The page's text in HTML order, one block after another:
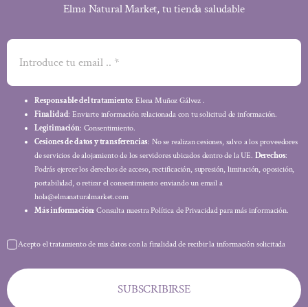
Elma Natural Market, tu tienda saludable
Responsable del tratamiento: Elena Muñoz Gálvez .
Finalidad: Enviarte información relacionada con tu solicitud de información.
Legitimación: Consentimiento.
Cesiones de datos y transferencias: No se realizan cesiones, salvo a los proveedores
de servicios de alojamiento de los servidores ubicados dentro de la UE. Derechos:
Podrás ejercer los derechos de acceso, rectificación, supresión, limitación, oposición,
portabilidad, o retirar el consentimiento enviando un email a
hola@elmanaturalmarket.com
Más información: Consulta nuestra Política de Privacidad para más información.
Acepto el tratamiento de mis datos con la finalidad de recibir la información solicitada
SUBSCRIBIRSE